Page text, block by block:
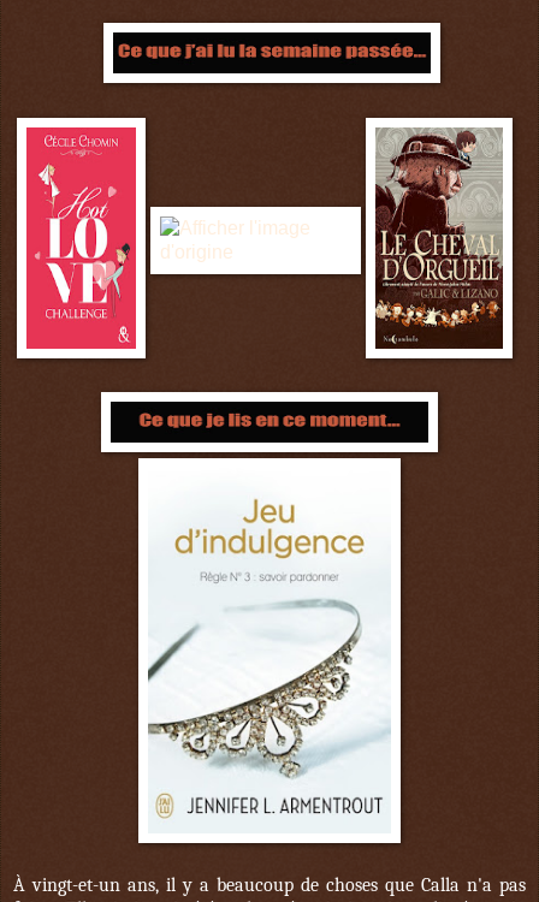
À vingt-et-un ans, il y a beaucoup de choses que Calla n'a pas